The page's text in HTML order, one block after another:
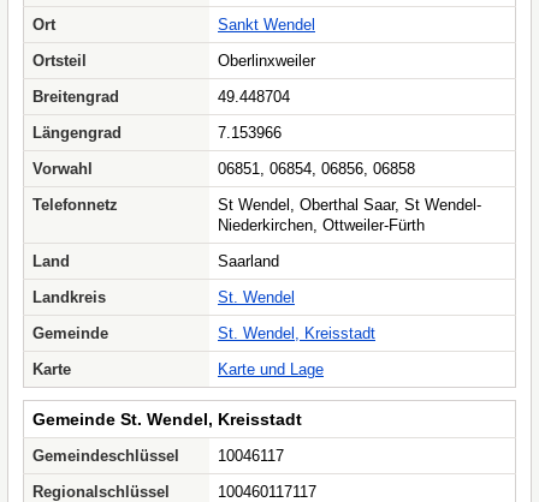
Ort
Sankt Wendel
Ortsteil
Oberlinxweiler
Breitengrad
49.448704
Längengrad
7.153966
Vorwahl
06851, 06854, 06856, 06858
Telefonnetz
St Wendel, Oberthal Saar, St Wendel-
Niederkirchen, Ottweiler-Fürth
Land
Saarland
Landkreis
St. Wendel
Gemeinde
St. Wendel, Kreisstadt
Karte
Karte und Lage
Gemeinde St. Wendel, Kreisstadt
Gemeindeschlüssel
10046117
Regionalschlüssel
100460117117